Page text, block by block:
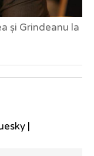
și Grindeanu la
|